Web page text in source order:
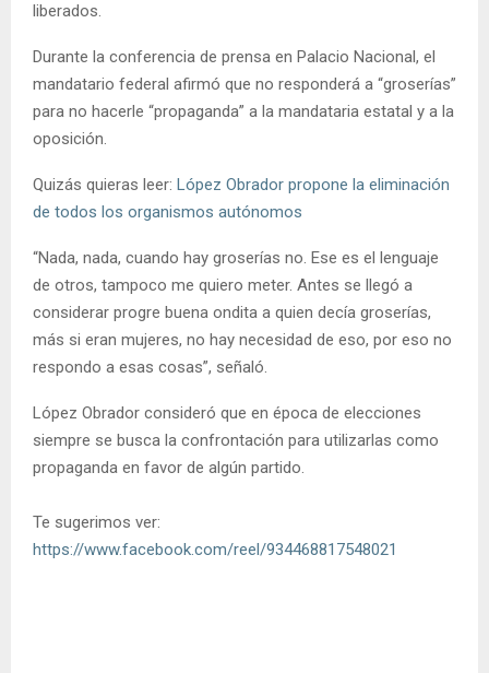
liberados.
Durante la conferencia de prensa en Palacio Nacional, el
mandatario federal afirmó que no responderá a “groserías”
para no hacerle “propaganda” a la mandataria estatal y a la
oposición.
Quizás quieras leer: López Obrador propone la eliminación
de todos los organismos autónomos
“Nada, nada, cuando hay groserías no. Ese es el lenguaje
de otros, tampoco me quiero meter. Antes se llegó a
considerar progre buena ondita a quien decía groserías,
más si eran mujeres, no hay necesidad de eso, por eso no
respondo a esas cosas”, señaló.
López Obrador consideró que en época de elecciones
siempre se busca la confrontación para utilizarlas como
propaganda en favor de algún partido.
Te sugerimos ver:
https://www.facebook.com/reel/934468817548021